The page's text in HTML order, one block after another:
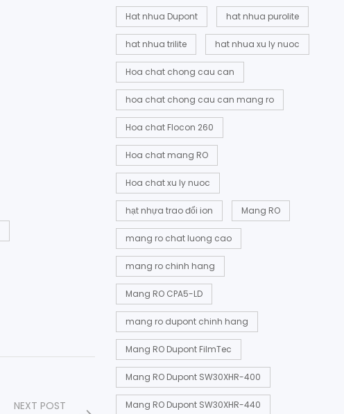
NEXT POST
Hat nhua Dupont hat nhua purolite
hat nhua trilite hat nhua xu ly nuoc
Hoa chat chong cau can
hoa chat chong cau can mang ro
Hoa chat Flocon 260
Hoa chat mang RO
Hoa chat xu ly nuoc
hạt nhựa trao đổi ion Mang RO
mang ro chat luong cao
mang ro chinh hang
Mang RO CPA5-LD
mang ro dupont chinh hang
Mang RO Dupont FilmTec
Mang RO Dupont SW30XHR-400
Mang RO Dupont SW30XHR-440